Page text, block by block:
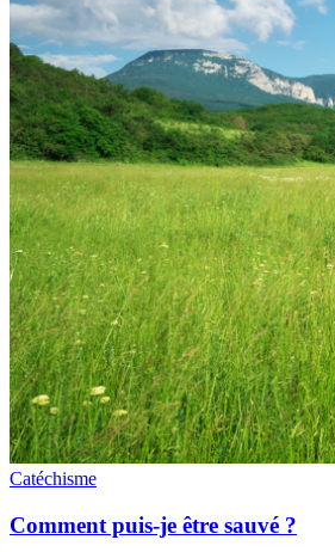
Catéchisme
Comment puis-je être sauvé ?